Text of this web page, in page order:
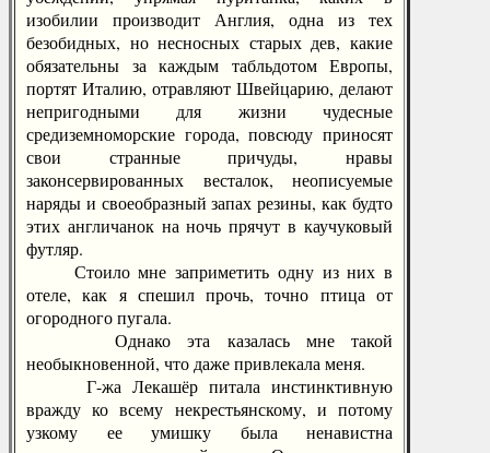
изобилии производит Англия, одна из тех
безобидных, но несносных старых дев, какие
обязательны за каждым табльдотом Европы,
портят Италию, отравляют Швейцарию, делают
непригодными для жизни чудесные
средиземноморские города, повсюду приносят
свои странные причуды, нравы
законсервированных весталок, неописуемые
наряды и своеобразный запах резины, как будто
этих англичанок на ночь прячут в каучуковый
футляр.
Стоило мне заприметить одну из них в
отеле, как я спешил прочь, точно птица от
огородного пугала.
Однако эта казалась мне такой
необыкновенной, что даже привлекала меня.
Г-жа Лекашёр питала инстинктивную
вражду ко всему некрестьянскому, и потому
узкому ее умишку была ненавистна